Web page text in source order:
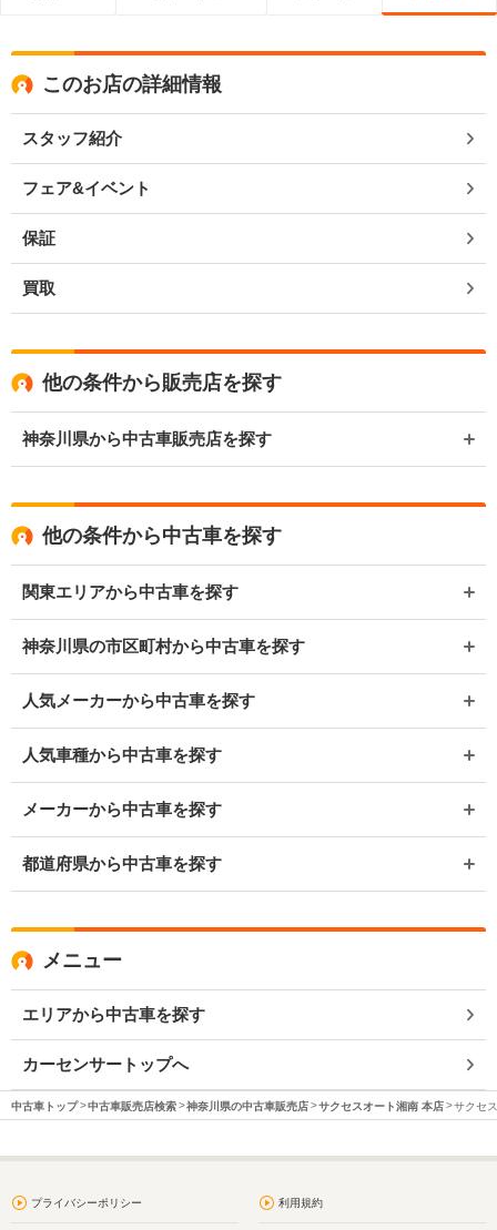
このお店の詳細情報
スタッフ紹介
フェア&イベント
保証
買取
他の条件から販売店を探す
神奈川県から中古車販売店を探す
他の条件から中古車を探す
関東エリアから中古車を探す
神奈川県の市区町村から中古車を探す
人気メーカーから中古車を探す
人気車種から中古車を探す
メーカーから中古車を探す
都道府県から中古車を探す
メニュー
エリアから中古車を探す
カーセンサートップへ
中古車トップ 中古車販売店検索 神奈川県の中古車販売店 サクセスオート湘南 本店 サクセ
プライバシーポリシー 利用規約